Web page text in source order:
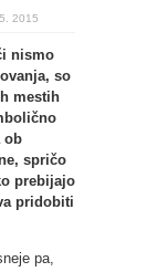
2015
nismo
so
mestih
ob
spričo
prebijajo
pridobiti
pa,